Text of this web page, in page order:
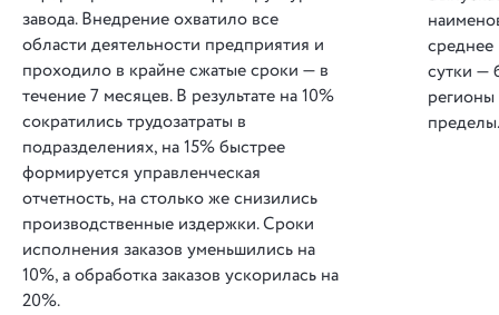
завода. Внедрение охватило все
области деятельности предприятия и
проходило в крайне сжатые сроки — в
течение 7 месяцев. В результате на 10%
сократились трудозатраты в
подразделениях, на 15% быстрее
формируется управленческая
отчетность, на столько же снизились
производственные издержки. Сроки
исполнения заказов уменьшились на
10%, а обработка заказов ускорилась на
20%.
среднее
сутки —
регионы